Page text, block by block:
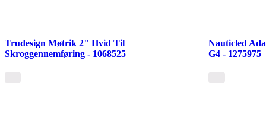
Trudesign Møtrik 2" Hvid Til
Skroggennemføring - 1068525
Nauticled
G4 - 1275975